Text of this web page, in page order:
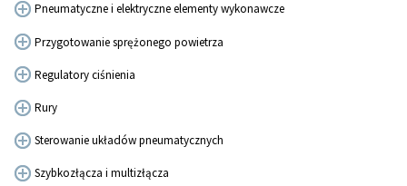
Pneumatyczne i elektryczne elementy wykonawcze
Przygotowanie sprężonego powietrza
Regulatory ciśnienia
Rury
Sterowanie układów pneumatycznych
Szybkozłącza i multizłącza